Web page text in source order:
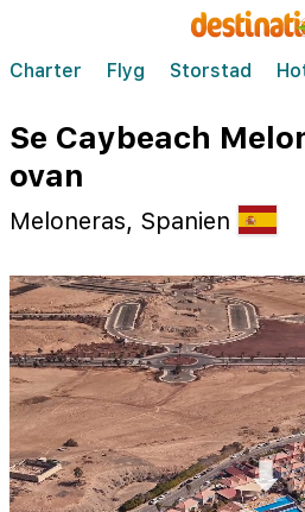
Charter Flyg Storstad
Se Caybeach
ovan
Meloneras, Spanien